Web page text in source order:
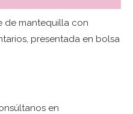
de mantequilla con
presentada en bolsa
en